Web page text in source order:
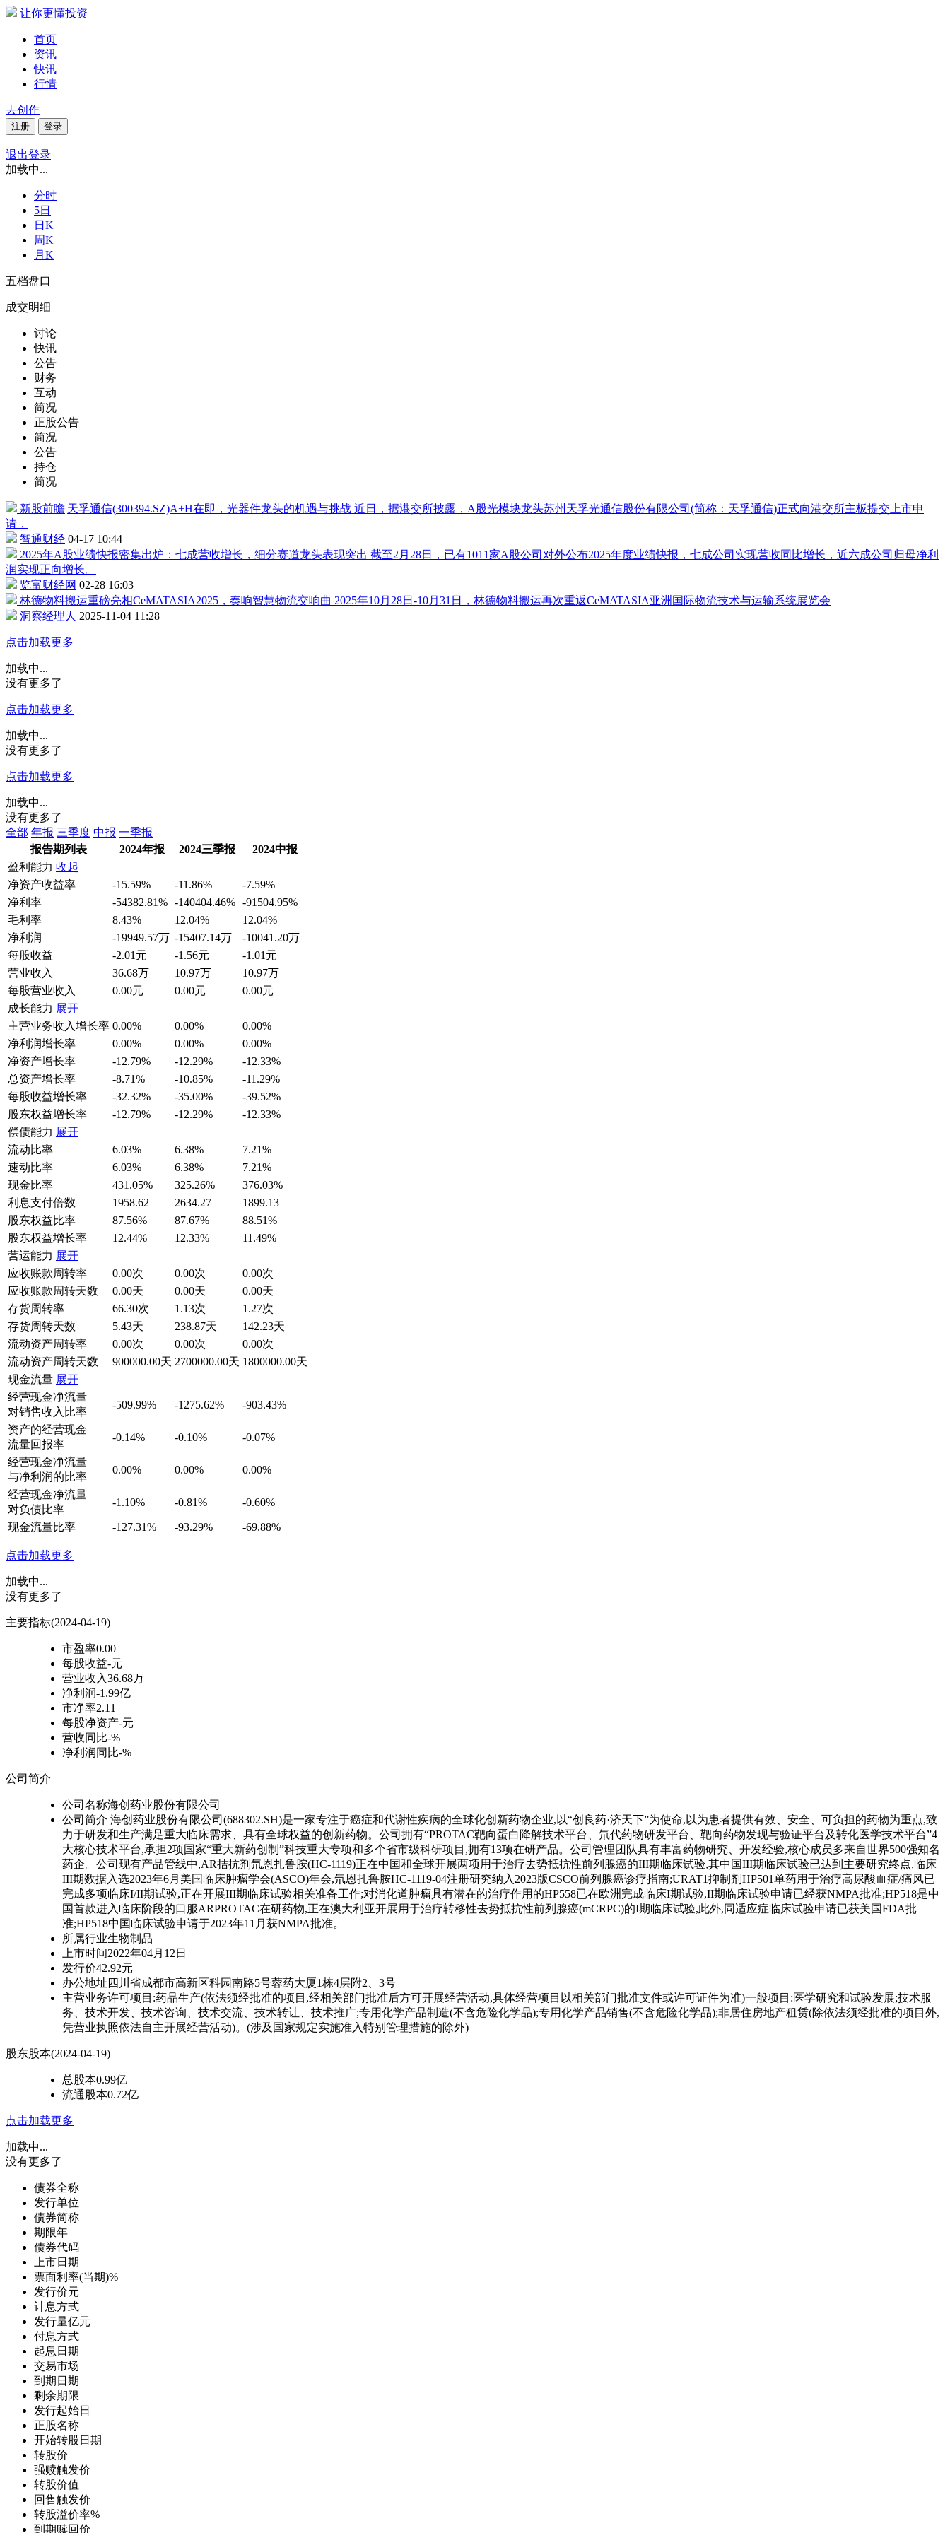
让你更懂投资
首页
资讯
快讯
行情
去创作
注册 登录
退出登录
加载中...
分时
5日
日K
周K
月K
五档盘口
成交明细
讨论
快讯
公告
财务
互动
简况
正股公告
简况
公告
持仓
简况
新股前瞻|天孚通信(300394.SZ)A+H在即，光器件龙头的机遇与挑战 近日，据港交所披露，A股光模块龙头苏州天孚光通信股份有限公司(简称： 天孚通信)正式向港交所主板提交上市申
请，
智通财经 04-17 10:44
2025年A股业绩快报密集出炉：七成营收增长，细分赛道龙头表现突出 截至2月28日，已有1011家A股公司对外公布2025年度业绩快报，七成公司实现营收同比增长，近六成公司归母净利
润实现正向增长。
览富财经网 02-28 16:03
林德物料搬运重磅亮相CeMATASIA2025，奏响智慧物流交响曲 2025年10月28日-10月31日，林德物料搬运再次重返CeMATASIA亚洲国际物流技术与运输系统展览会
洞察经理人 2025-11-04 11:28
点击加载更多
加载中...
没有更多了
点击加载更多
加载中...
没有更多了
点击加载更多
加载中...
没有更多了
全部 年报 三季度 中报 一季报
报告期列表
2024年报 2024三季报
2024中报
盈利能力 收起
净资产收益率
-15.59% -11.86%
-7.59%
净利率
-54382.81% -140404.46% -91504.95%
毛利率
8.43% 12.04%
12.04%
净利润
-19949.57万 -15407.14万
-10041.20万
每股收益
-2.01元 -1.56元
-1.01元
营业收入
36.68万 10.97万
10.97万
每股营业收入
0.00元 0.00元
0.00元
成长能力 展开
主营业务收入增长率 0.00% 0.00%
0.00%
净利润增长率
0.00% 0.00%
0.00%
净资产增长率
-12.79% -12.29%
-12.33%
总资产增长率
-8.71% -10.85%
-11.29%
每股收益增长率
-32.32% -35.00%
-39.52%
股东权益增长率
-12.79% -12.29%
-12.33%
偿债能力 展开
流动比率
6.03% 6.38%
7.21%
速动比率
6.03% 6.38%
7.21%
现金比率
431.05% 325.26%
376.03%
利息支付倍数
1958.62 2634.27
1899.13
股东权益比率
87.56% 87.67%
88.51%
股东权益增长率
12.44% 12.33%
11.49%
营运能力 展开
应收账款周转率
0.00次 0.00次
0.00次
应收账款周转天数
0.00天 0.00天
0.00天
存货周转率
66.30次 1.13次
1.27次
存货周转天数
5.43天 238.87天
142.23天
流动资产周转率
0.00次 0.00次
0.00次
流动资产周转天数
900000.00天 2700000.00天 1800000.00天
现金流量 展开
经营现金净流量
对销售收入比率
-509.99% -1275.62% -903.43%
资产的经营现金
流量回报率
-0.14% -0.10% -0.07%
经营现金净流量
与净利润的比率
0.00% 0.00% 0.00%
经营现金净流量
对负债比率
-1.10% -0.81% -0.60%
现金流量比率 -127.31% -93.29% -69.88%
点击加载更多
加载中...
没有更多了
主要指标(2024-04-19)
市盈率0.00
每股收益-元
营业收入36.68万
净利润-1.99亿
市净率2.11
每股净资产-元
营收同比-%
净利润同比-%
公司简介
公司名称海创药业股份有限公司
公司简介 海创药业股份有限公司(688302.SH)是一家专注于癌症和代谢性疾病的全球化创新药物企业,以“创良药·济天下”为使命,以为患者提供有效、安全、可负担的药物为重点,致
力于研发和生产满足重大临床需求、具有全球权益的创新药物。公司拥有“PROTAC靶向蛋白降解技术平台、氘代药物研发平台、靶向药物发现与验证平台及转化医学技术平台”4
大核心技术平台,承担2项国家“重大新药创制”科技重大专项和多个省市级科研项目,拥有13项在研产品。公司管理团队具有丰富药物研究、开发经验,核心成员多来自世界500强知名
药企。公司现有产品管线中,AR拮抗剂氘恩扎鲁胺(HC-1119)正在中国和全球开展两项用于治疗去势抵抗性前列腺癌的III期临床试验,其中国III期临床试验已达到主要研究终点,临床
III期数据入选2023年6月美国临床肿瘤学会(ASCO)年会,氘恩扎鲁胺HC-1119-04注册研究纳入2023版CSCO前列腺癌诊疗指南;URAT1抑制剂HP501单药用于治疗高尿酸血症/痛风已
完成多项临床I/II期试验,正在开展III期临床试验相关准备工作;对消化道肿瘤具有潜在的治疗作用的HP558已在欧洲完成临床I期试验,II期临床试验申请已经获NMPA批准;HP518是中
国首款进入临床阶段的口服ARPROTAC在研药物,正在澳大利亚开展用于治疗转移性去势抵抗性前列腺癌(mCRPC)的I期临床试验,此外,同适应症临床试验申请已获美国FDA批
准;HP518中国临床试验申请于2023年11月获NMPA批准。
所属行业生物制品
上市时间2022年04月12日
发行价42.92元
办公地址 四川省成都市高新区科园南路5号蓉药大厦1栋4层附2、3号
主营业务许可项目:药品生产(依法须经批准的项目,经相关部门批准后方可开展经营活动,具体经营项目以相关部门批准文件或许可证件为准)一般项目:医学研究和试验发展;技术服
务、技术开发、技术咨询、技术交流、技术转让、技术推广;专用化学产品制造(不含危险化学品);专用化学产品销售(不含危险化学品);非居住房地产租赁(除依法须经批准的项目外,
凭营业执照依法自主开展经营活动)。(涉及国家规定实施准入特别管理措施的除外)
股东股本(2024-04-19)
总股本0.99亿
流通股本0.72亿
点击加载更多
加载中...
没有更多了
债券全称
发行单位
债券简称
期限年
债券代码
上市日期
票面利率(当期)%
发行价元
计息方式
发行量亿元
付息方式
起息日期
交易市场
到期日期
剩余期限
发行起始日
正股名称
开始转股日期
转股价
强赎触发价
转股价值
回售触发价
转股溢价率%
到期赎回价